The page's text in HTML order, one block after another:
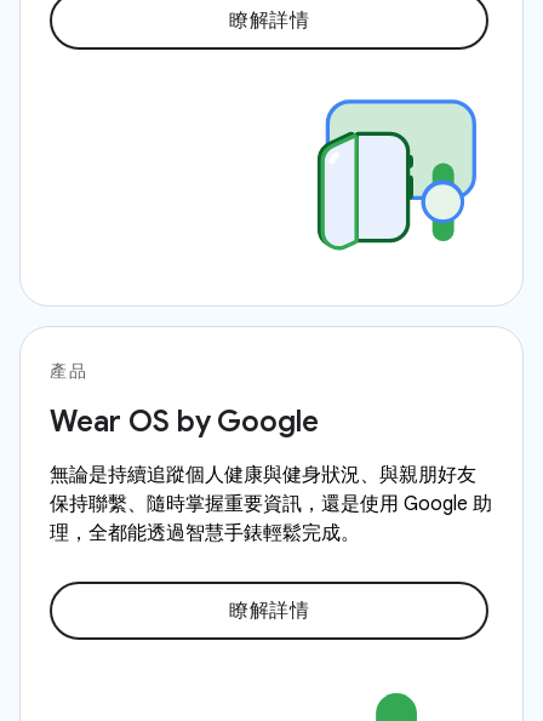
瞭解詳情
產品
Wear OS by Google
無論是持續追蹤個人健康與健身狀況、與親朋好友
保持聯繫、隨時掌握重要資訊，還是使用 Google 助
理，全都能透過智慧手錶輕鬆完成。
瞭解詳情